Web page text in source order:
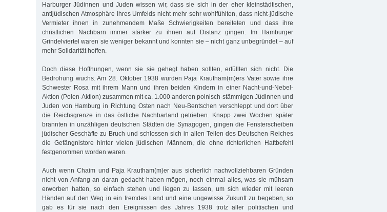
Harburger Jüdinnen und Juden wissen wir, dass sie sich in der eher kleinstädtischen,
antijüdischen Atmosphäre ihres Umfelds nicht mehr sehr wohlfühlten, dass nicht-jüdische
Vermieter ihnen in zunehmendem Maße Schwierigkeiten bereiteten und dass ihre
christlichen Nachbarn immer stärker zu ihnen auf Distanz gingen. Im Hamburger
Grindelviertel waren sie weniger bekannt und konnten sie – nicht ganz unbegründet – auf
mehr Solidarität hoffen.
Doch diese Hoffnungen, wenn sie sie gehegt haben sollten, erfüllten sich nicht. Die
Bedrohung wuchs. Am 28. Oktober 1938 wurden Paja Krautham(m)ers Vater sowie ihre
Schwester Rosa mit ihrem Mann und ihren beiden Kindern in einer Nacht-und-Nebel-
Aktion (Polen-Aktion) zusammen mit ca. 1.000 anderen polnisch-stämmigen Jüdinnen und
Juden von Hamburg in Richtung Osten nach Neu-Bentschen verschleppt und dort über
die Reichsgrenze in das östliche Nachbarland getrieben. Knapp zwei Wochen später
brannten in unzähligen deutschen Städten die Synagogen, gingen die Fensterscheiben
jüdischer Geschäfte zu Bruch und schlossen sich in allen Teilen des Deutschen Reiches
die Gefängnistore hinter vielen jüdischen Männern, die ohne richterlichen Haftbefehl
festgenommen worden waren.
Auch wenn Chaim und Paja Krautham(m)er aus sicherlich nachvollziehbaren Gründen
nicht von Anfang an daran gedacht haben mögen, noch einmal alles, was sie mühsam
erworben hatten, so einfach stehen und liegen zu lassen, um sich wieder mit leeren
Händen auf den Weg in ein fremdes Land und eine ungewisse Zukunft zu begeben, so
gab es für sie nach den Ereignissen des Jahres 1938 trotz aller politischen und